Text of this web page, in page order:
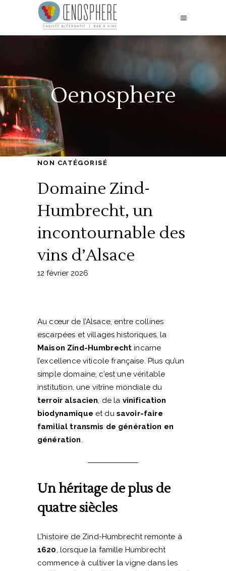
Oenosphere
NON CATÉGORISÉ
Domaine Zind-
Humbrecht, un
incontournable des
vins d’Alsace
12 février 2026
Au cœur de l’Alsace, entre collines
escarpées et villages historiques, la
Maison Zind-Humbrecht incarne
l’excellence viticole française. Plus qu’un
simple domaine, c’est une véritable
institution, une vitrine mondiale du
terroir alsacien, de la vinification
biodynamique et du savoir-faire
familial transmis de génération en
génération.
Un héritage de plus de
quatre siècles
L’histoire de Zind-Humbrecht remonte à
1620, lorsque la famille Humbrecht
commence à cultiver la vigne dans les